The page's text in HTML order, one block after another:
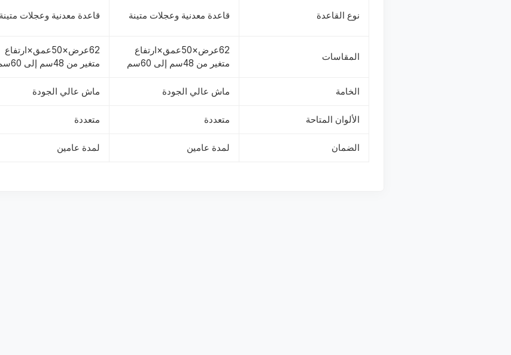
نوع القاعدة قاعدة معدنية وعجلات متينة قاعدة معدنية وعجلات متينة
المقاسات
62عرض×50عمق×ارتفاع
متغير من 48سم إلى 60سم
62عرض×50عمق×ارتفاع
متغير من 48سم إلى 60سم
الخامة ماش عالي الجودة ماش عالي الجودة
الألوان المتاحة متعددة متعددة
الضمان لمدة عامين لمدة عامين